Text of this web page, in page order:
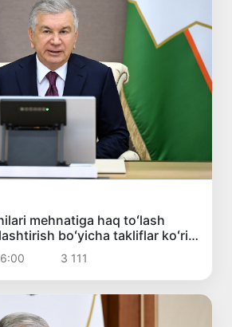
mehnatiga haq toʻlash
boʻyicha takliflar koʻrib
3 111